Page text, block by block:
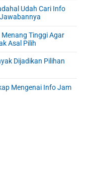
Udah Cari Info
Tinggi Agar
Asal Pilih
Dijadikan Pilihan
Mengenai Info Jam